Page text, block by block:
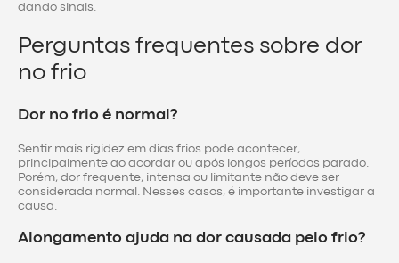
dando sinais.
Perguntas frequentes sobre dor
no frio
Dor no frio é normal?
Sentir mais rigidez em dias frios pode acontecer,
principalmente ao acordar ou após longos períodos parado.
Porém, dor frequente, intensa ou limitante não deve ser
considerada normal. Nesses casos, é importante investigar a
causa.
Alongamento ajuda na dor causada pelo frio?